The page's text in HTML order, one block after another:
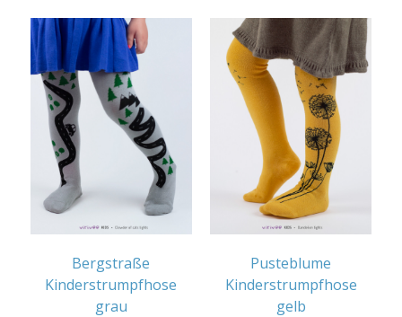
Bergstraße
Kinderstrumpfhose
grau
Pusteblume
Kinderstrumpfhose
gelb